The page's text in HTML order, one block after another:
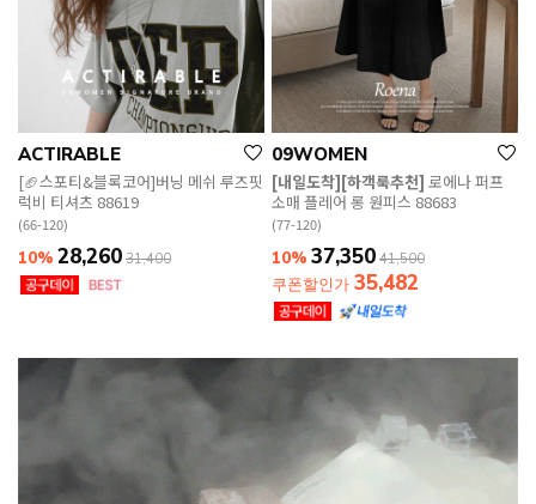
ACTIRABLE
[🏈스포티&블록코어]버닝 메쉬 루즈핏
럭비 티셔츠 88619
(66-120)
10% 28,260 31,400
09WOMEN
[내일도착][하객룩추천] 로에나 퍼프
소매 플레어 롱 원피스 88683
(77-120)
10% 37,350 41,500
쿠폰할인가 35,482